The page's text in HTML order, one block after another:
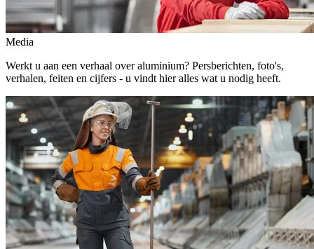
Media
Werkt u aan een verhaal over aluminium? Persberichten, foto's,
verhalen, feiten en cijfers - u vindt hier alles wat u nodig heeft.